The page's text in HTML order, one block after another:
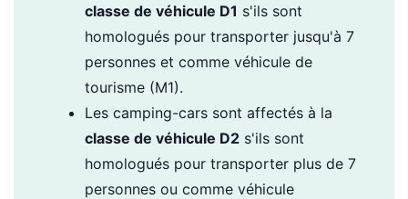
classe de véhicule D1 s'ils sont
homologués pour transporter jusqu'à 7
personnes et comme véhicule de
tourisme (M1).
Les camping-cars sont affectés à la
classe de véhicule D2 s'ils sont
homologués pour transporter plus de 7
personnes ou comme véhicule